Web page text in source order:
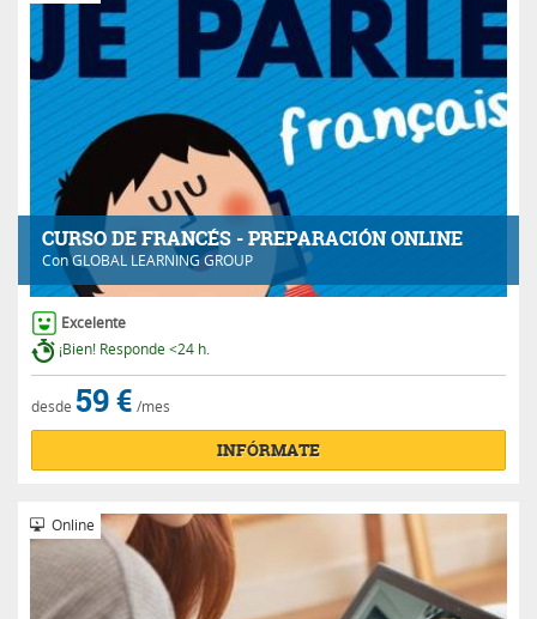
CURSO DE FRANCÉS - PREPARACIÓN ONLINE
ConGLOBAL LEARNING GROUP
Excelente
¡Bien! Responde <24 h.
desde 59 € /mes
INFÓRMATE
Online